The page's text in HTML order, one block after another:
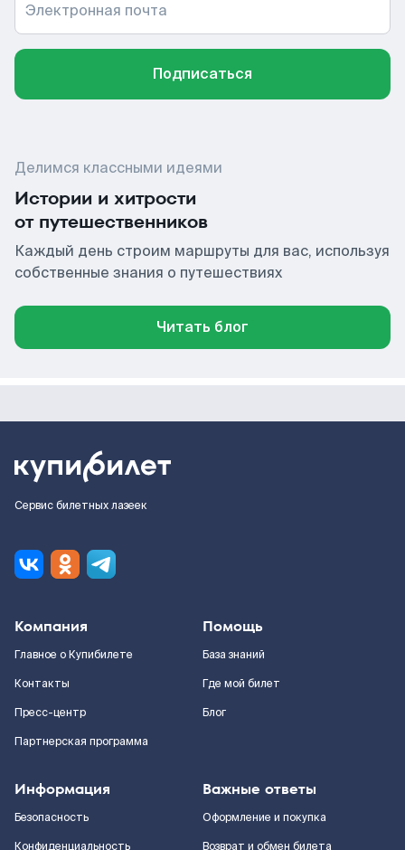
Электронная почта
Подписаться
Делимся классными идеями
Истории и хитрости
от путешественников
Каждый день строим маршруты для вас, используя
собственные знания о путешествиях
Читать блог
Сервис билетных лазеек
Компания
Главное о Купибилете
Контакты
Пресс-центр
Партнерская программа
Помощь
База знаний
Где мой билет
Блог
Информация
Безопасность
Конфиденциальность
Важные ответы
Оформление и покупка
Возврат и обмен билета